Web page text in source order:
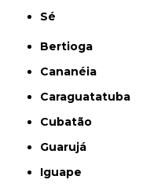
Sé
Bertioga
Cananéia
Caraguatatuba
Cubatão
Guarujá
Iguape